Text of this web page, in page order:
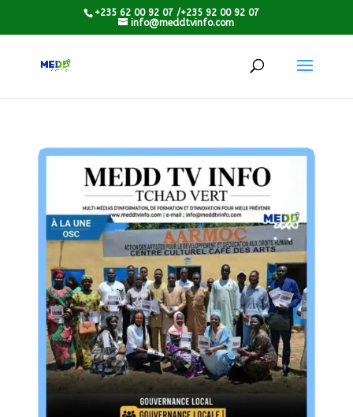
+235 62 00 92 07 /+235 92 00 92 07
info@meddtvinfo.com